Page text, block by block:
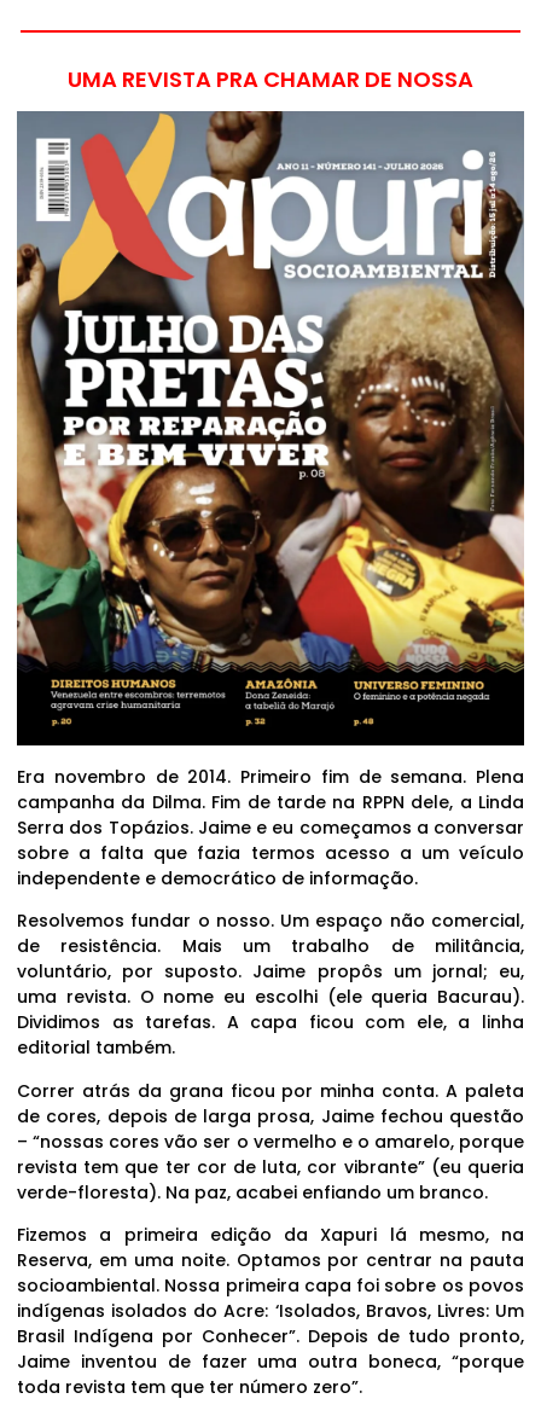
UMA REVISTA PRA CHAMAR DE NOSSA
Era novembro de 2014. Primeiro fim de semana. Plena
campanha da Dilma. Fim de tarde na RPPN dele, a Linda
Serra dos Topázios. Jaime e eu começamos a conversar
sobre a falta que fazia termos acesso a um veículo
independente e democrático de informação.
Resolvemos fundar o nosso. Um espaço não comercial,
de resistência. Mais um trabalho de militância,
voluntário, por suposto. Jaime propôs um jornal; eu,
uma revista. O nome eu escolhi (ele queria Bacurau).
Dividimos as tarefas. A capa ficou com ele, a linha
editorial também.
Correr atrás da grana ficou por minha conta. A paleta
de cores, depois de larga prosa, Jaime fechou questão
– “nossas cores vão ser o vermelho e o amarelo, porque
revista tem que ter cor de luta, cor vibrante” (eu queria
verde-floresta). Na paz, acabei enfiando um branco.
Fizemos a primeira edição da Xapuri lá mesmo, na
Reserva, em uma noite. Optamos por centrar na pauta
socioambiental. Nossa primeira capa foi sobre os povos
indígenas isolados do Acre: ‘Isolados, Bravos, Livres: Um
Brasil Indígena por Conhecer”. Depois de tudo pronto,
Jaime inventou de fazer uma outra boneca, “porque
toda revista tem que ter número zero”.